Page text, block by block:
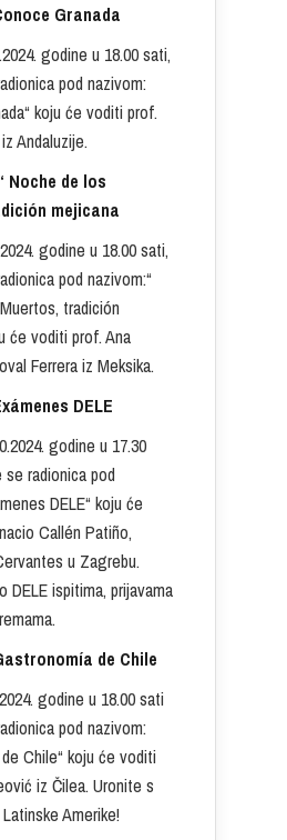
Granada
godine u 18.00 sati,
pod nazivom:
koju će voditi prof.
Andaluzije.
Noche de los
mejicana
godine u 18.00 sati,
pod nazivom:“
tradición
će voditi prof. Ana
Ferrera iz Meksika.
DELE
godine u 17.30
radionica pod
DELE“ koju će
Callén Patiño,
u Zagrebu.
DELE ispitima, prijavama
de Chile
godine u 18.00 sati
pod nazivom:
Chile“ koju će voditi
iz Čilea. Uronite s
Amerike!